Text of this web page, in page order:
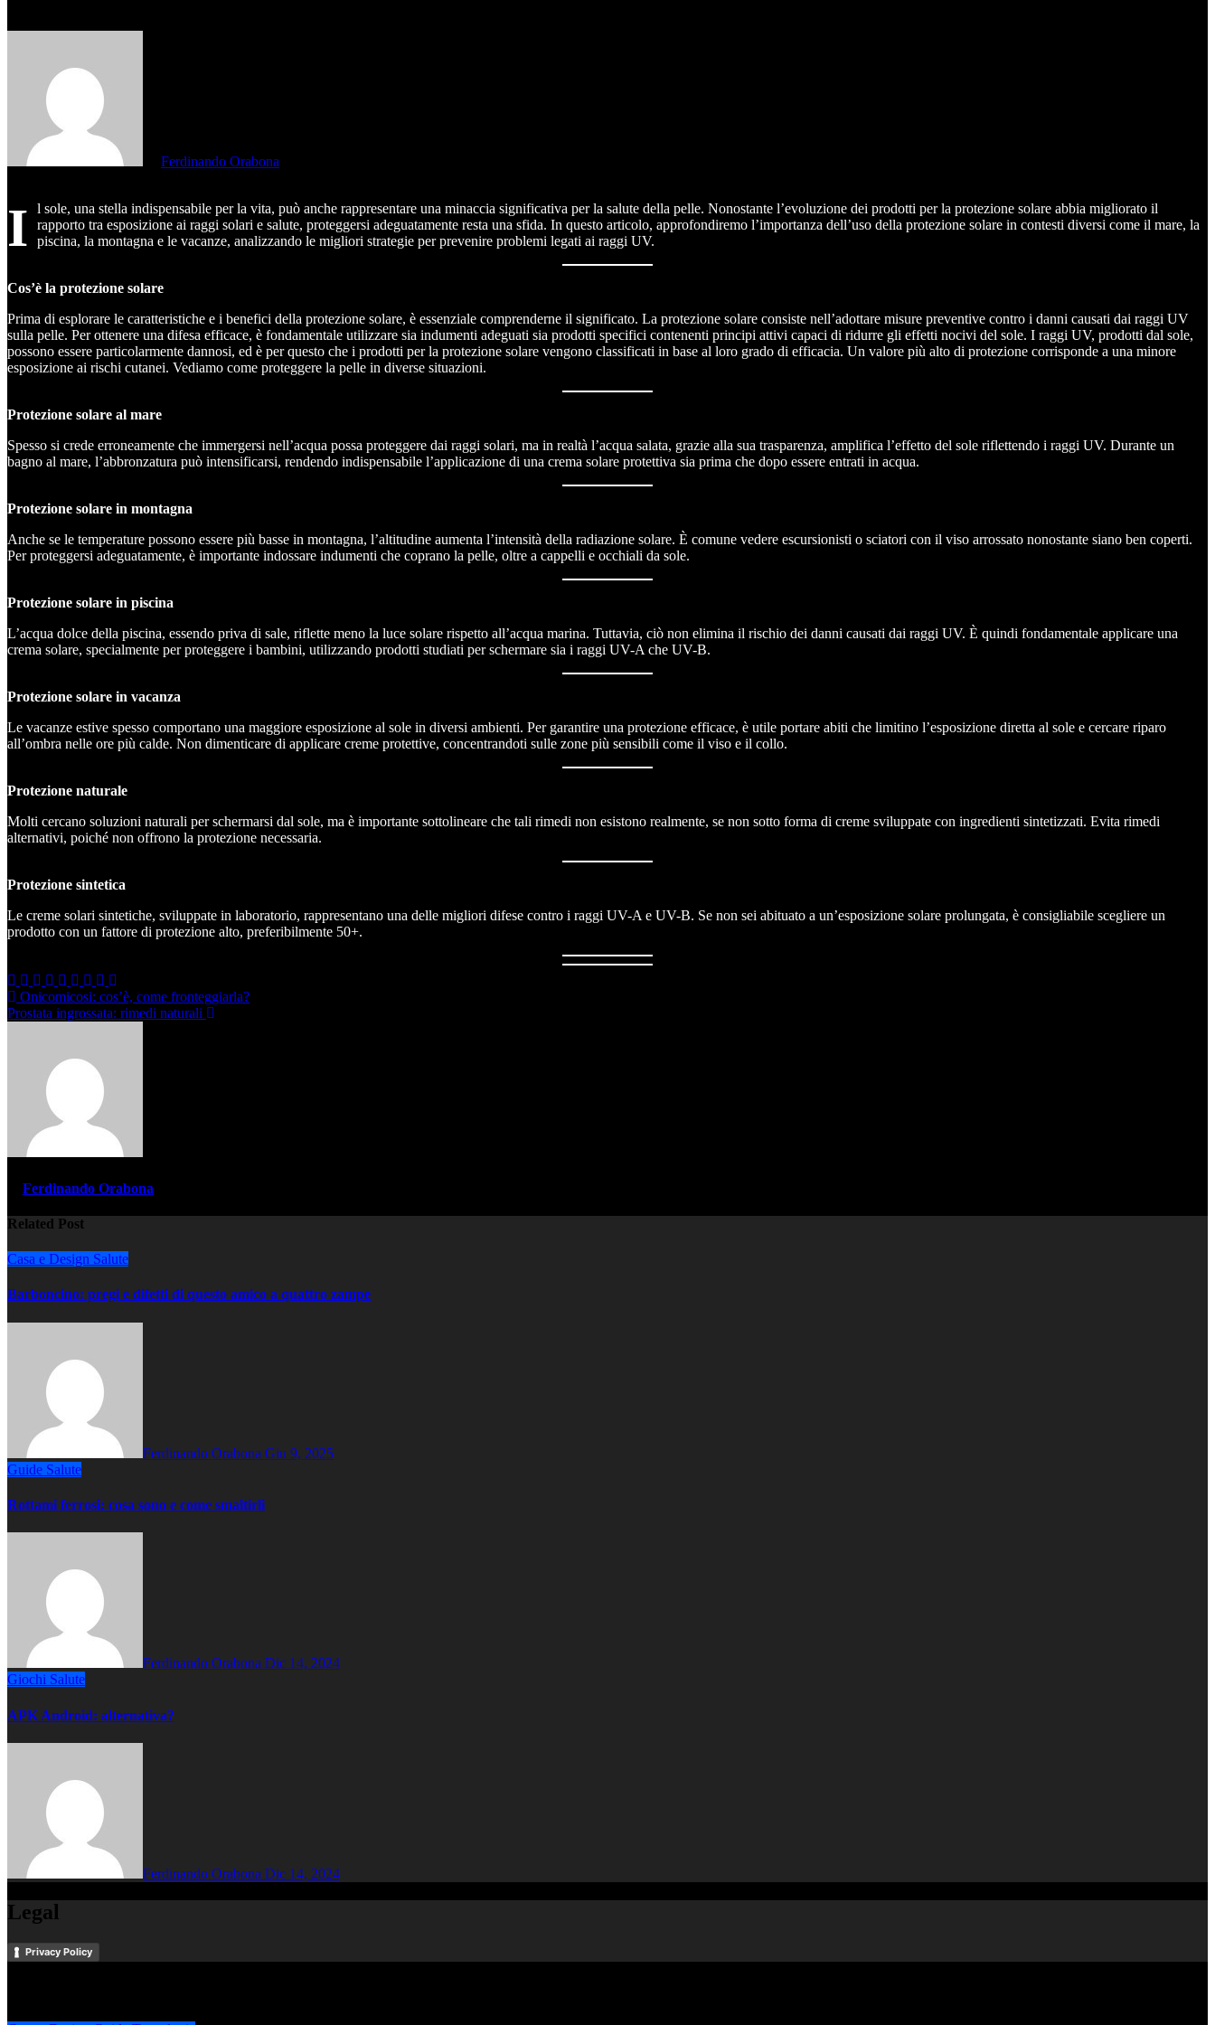
Ferdinando Orabona
I
l sole, una stella indispensabile per la vita, può anche rappresentare una minaccia significativa per la salute della pelle. Nonostante l’evoluzione dei prodotti per la protezione solare abbia migliorato il
rapporto tra esposizione ai raggi solari e salute, proteggersi adeguatamente resta una sfida. In questo articolo, approfondiremo l’importanza dell’uso della protezione solare in contesti diversi come il mare, la
piscina, la montagna e le vacanze, analizzando le migliori strategie per prevenire problemi legati ai raggi UV.
Cos’è la protezione solare
Prima di esplorare le caratteristiche e i benefici della protezione solare, è essenziale comprenderne il significato. La protezione solare consiste nell’adottare misure preventive contro i danni causati dai raggi UV
sulla pelle. Per ottenere una difesa efficace, è fondamentale utilizzare sia indumenti adeguati sia prodotti specifici contenenti principi attivi capaci di ridurre gli effetti nocivi del sole. I raggi UV, prodotti dal sole,
possono essere particolarmente dannosi, ed è per questo che i prodotti per la protezione solare vengono classificati in base al loro grado di efficacia. Un valore più alto di protezione corrisponde a una minore
esposizione ai rischi cutanei. Vediamo come proteggere la pelle in diverse situazioni.
Protezione solare al mare
Spesso si crede erroneamente che immergersi nell’acqua possa proteggere dai raggi solari, ma in realtà l’acqua salata, grazie alla sua trasparenza, amplifica l’effetto del sole riflettendo i raggi UV. Durante un
bagno al mare, l’abbronzatura può intensificarsi, rendendo indispensabile l’applicazione di una crema solare protettiva sia prima che dopo essere entrati in acqua.
Protezione solare in montagna
Anche se le temperature possono essere più basse in montagna, l’altitudine aumenta l’intensità della radiazione solare. È comune vedere escursionisti o sciatori con il viso arrossato nonostante siano ben coperti.
Per proteggersi adeguatamente, è importante indossare indumenti che coprano la pelle, oltre a cappelli e occhiali da sole.
Protezione solare in piscina
L’acqua dolce della piscina, essendo priva di sale, riflette meno la luce solare rispetto all’acqua marina. Tuttavia, ciò non elimina il rischio dei danni causati dai raggi UV. È quindi fondamentale applicare una
crema solare, specialmente per proteggere i bambini, utilizzando prodotti studiati per schermare sia i raggi UV-A che UV-B.
Protezione solare in vacanza
Le vacanze estive spesso comportano una maggiore esposizione al sole in diversi ambienti. Per garantire una protezione efficace, è utile portare abiti che limitino l’esposizione diretta al sole e cercare riparo
all’ombra nelle ore più calde. Non dimenticare di applicare creme protettive, concentrandoti sulle zone più sensibili come il viso e il collo.
Protezione naturale
Molti cercano soluzioni naturali per schermarsi dal sole, ma è importante sottolineare che tali rimedi non esistono realmente, se non sotto forma di creme sviluppate con ingredienti sintetizzati. Evita rimedi
alternativi, poiché non offrono la protezione necessaria.
Protezione sintetica
Le creme solari sintetiche, sviluppate in laboratorio, rappresentano una delle migliori difese contro i raggi UV-A e UV-B. Se non sei abituato a un’esposizione solare prolungata, è consigliabile scegliere un
prodotto con un fattore di protezione alto, preferibilmente 50+.
Navigazione
articoli
Onicomicosi: cos’è, come fronteggiarla?
Prostata ingrossata: rimedi naturali
Ferdinando Orabona
Related Post
Casa e Design Salute
Barboncino: pregi e difetti di questo amico a quattro zampe
Ferdinando Orabona Giu 9, 2025
Guide Salute
Rottami ferrosi: cosa sono e come smaltirli
Ferdinando Orabona Dic 14, 2024
Giochi Salute
APK Android: alternativa?
Ferdinando Orabona Dic 14, 2024
Legal
Privacy Policy